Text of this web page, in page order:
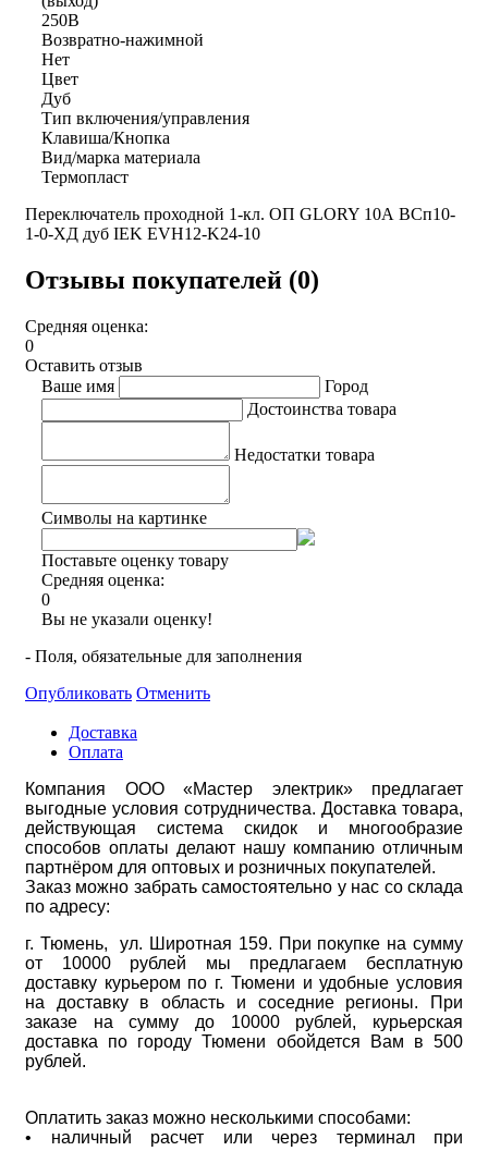
250В
Возвратно-нажимной
Нет
Цвет
Дуб
Тип включения/управления
Клавиша/Кнопка
Вид/марка материала
Термопласт
Переключатель проходной 1-кл. ОП GLORY 10А ВСп10-
1-0-ХД дуб IEK EVH12-K24-10
Отзывы покупателей (0)
Средняя оценка:
0
Оставить отзыв
Ваше имя
Город
Достоинства товара
Недостатки товара
Символы на картинке
Поставьте оценку товару
Средняя оценка:
0
Вы не указали оценку!
- Поля, обязательные для заполнения
Опубликовать Отменить
Доставка
Оплата
Компания ООО «Мастер электрик» предлагает
выгодные условия сотрудничества. Доставка товара,
действующая система скидок и многообразие
способов оплаты делают нашу компанию отличным
партнёром для оптовых и розничных покупателей.
Заказ можно забрать самостоятельно у нас со склада
по адресу:
г. Тюмень, ул. Широтная 159. При покупке на сумму
от 10000 рублей мы предлагаем бесплатную
доставку курьером по г. Тюмени и удобные условия
на доставку в область и соседние регионы. При
заказе на сумму до 10000 рублей, курьерская
доставка по городу Тюмени обойдется Вам в 500
рублей.
Оплатить заказ можно несколькими способами:
• наличный расчет или через терминал при